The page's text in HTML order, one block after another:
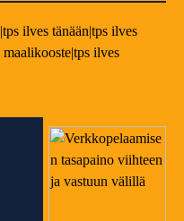
ilves tänään|tps ilves
ilves